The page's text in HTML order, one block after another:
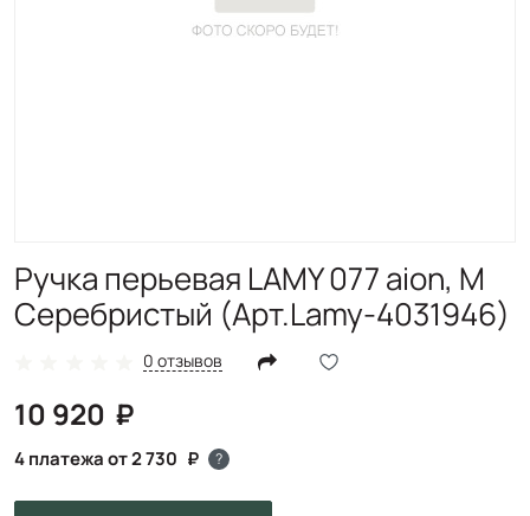
Ручка перьевая LAMY 077 aion, M
Серебристый (Арт.Lamy-4031946)
0 отзывов
10 920
4 платежа от 2 730 ?